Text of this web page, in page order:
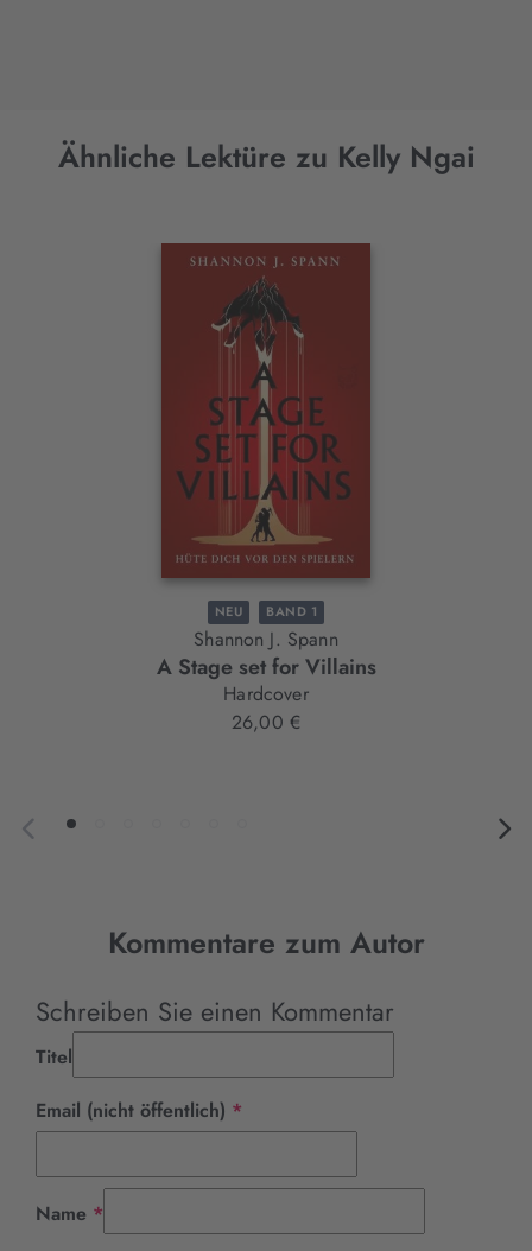
Ähnliche Lektüre zu Kelly Ngai
NEU BAND 1
Shannon J. Spann
A Stage set for Villains
Hardcover
26,00 €
Kommentare zum Autor
Schreiben Sie einen Kommentar
Titel
Email (nicht öffentlich) *
Name *